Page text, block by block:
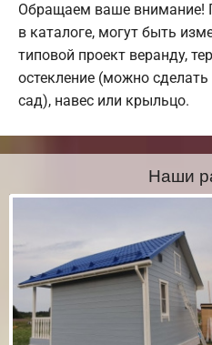
Обращаем ваше внимание!
в каталоге, могут быть
типовой проект веранду,
остекление (можно
сад), навес или крыльцо.
Наши